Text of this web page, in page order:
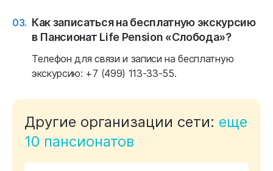
Как записаться на бесплатную экскурсию
в Пансионат Life Pension «Слобода»?
Телефон для связи и записи на бесплатную
экскурсию: +7 (499) 113-33-55.
Другие организации сети: еще
10 пансионатов